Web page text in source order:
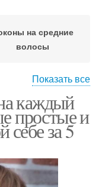
на средние
волосы
на длинные
волосы
в школу
Показать все
каждый
простые и
себе за 5